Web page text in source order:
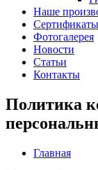
Наше
Фотогалерея
Новости
Статьи
Контакты
Политика
Главная